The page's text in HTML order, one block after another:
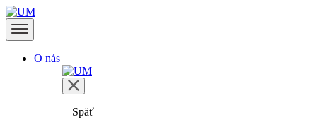
O nás
Späť